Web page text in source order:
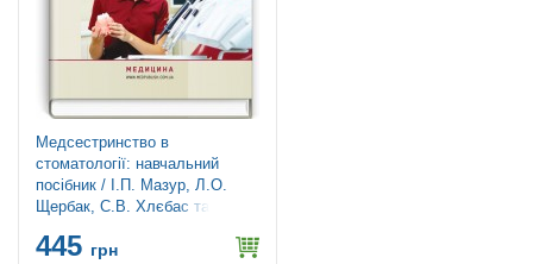
Медсестринство в
стоматології: навчальний
посібник / І.П. Мазур, Л.О.
Щербак, С.В. Хлєбас та ін. —
445 грн